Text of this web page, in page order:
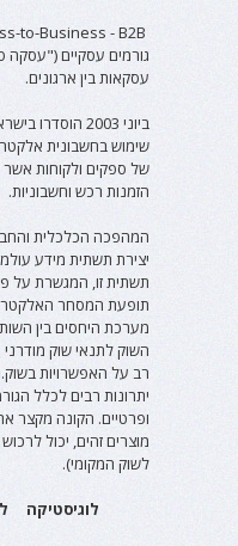
גורמים עסקיים ("עסקה
עסקאות בין ארגונים.
ביוני 2003
שימוש בחשבונית
הזמנות רכש וחשבוניות.
המהפכה הכלכלית
יצירת תשתית מידע
תשתית זו, המגשרת על
תופעת המסחר
מערכת היחסים בין
השוק לתנאי שוק
רב על האפשרויות
יתרונות רבים לכלל
ופרטיים. הקונה מקצר
מוצרים זהים, יכול
לשוק המקומי).
לוגיסטיקה